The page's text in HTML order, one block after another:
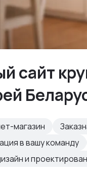
сайт
магазин
в вашу команду
и